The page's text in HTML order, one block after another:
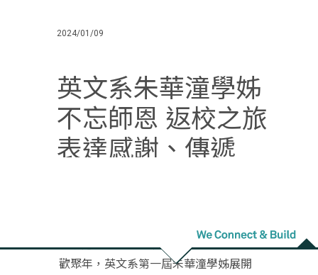
2024/01/09
英文系朱華潼學姊
不忘師恩 返校之旅
表達感謝、傳遞
疫情過後，2023年是個充滿感恩喜悅的
歡聚年，英文系第一屆朱華潼學姊展開